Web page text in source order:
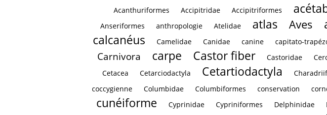
Acanthuriformes Accipitridae Accipitriformes
Anseriformes
anthropologie Atelidae atlas Aves
calcanéus Camelidae Canidae canine capitato-
Carnivora carpe Castor fiber Castoridae
Cetacea Cetarciodactyla Cetartiodactyla
coccygienne
Columbidae Columbiformes conservation
cunéiforme
Cyprinidae Cypriniformes Delphinidae